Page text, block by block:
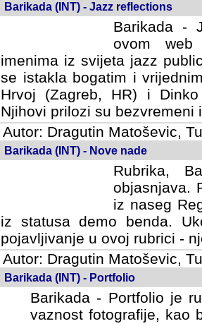
Barikada (INT) - Jazz reflections
Barikada -
ovom web
imenima iz svijeta jazz
se istakla bogatim i
Hrvoj (Zagreb, HR) i
Njihovi prilozi su bezvremeni
Autor: Dragutin Matoševic,
Barikada (INT) - Nove nade
Rubrika,
objasnjava.
iz naseg
iz statusa demo benda.
pojavljivanje u ovoj rubrici -
Autor: Dragutin Matoševic,
Barikada (INT) - Portfolio
Barikada - Portfolio je
vaznost fotografije, kao